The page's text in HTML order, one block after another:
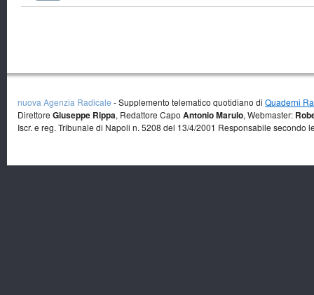
nuova Agenzia Radicale - Supplemento telematico quotidiano di Quaderni
Direttore Giuseppe Rippa, Redattore Capo Antonio Marulo, Webmaster:
Iscr. e reg. Tribunale di Napoli n. 5208 del 13/4/2001 Responsabile secondo